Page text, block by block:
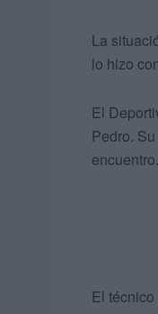
La
lo hizo
El
Pedro.
encuentro.
El